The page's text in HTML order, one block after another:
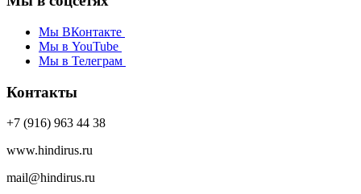
Мы ВКонтакте
Мы в YouTube
Мы в Телеграм
Контакты
+7 (916) 963 44 38
www.hindirus.ru
mail@hindirus.ru